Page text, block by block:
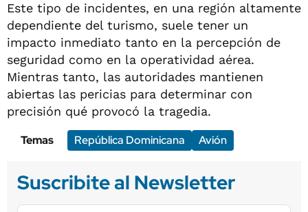
Este tipo de incidentes, en una región altamente
dependiente del turismo, suele tener un
impacto inmediato tanto en la percepción de
seguridad como en la operatividad aérea.
Mientras tanto, las autoridades mantienen
abiertas las pericias para determinar con
precisión qué provocó la tragedia.
Temas
República Dominicana Avión
Suscribite al Newsletter